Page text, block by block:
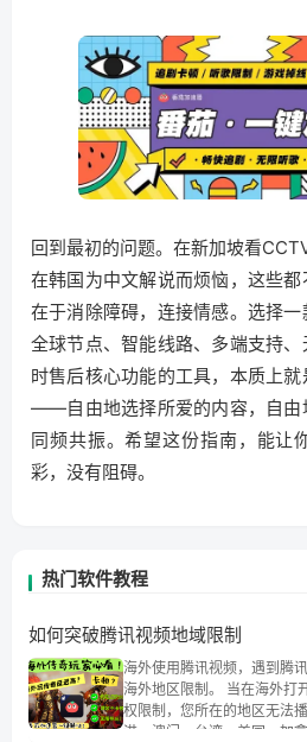
回到最初的问题。在新加坡看
在韩国为中文解说而烦恼，这些
在于消除障碍，连接情感。选择一
全球节点、智能线路、多端支持
时售后核心功能的工具，本质上
——自由地选择所爱的内容，自由
同频共振。希望这份指南，能让
彩，没有阻碍。
热门软件教程
如何突破腾讯视频地域限制
海外使用腾讯视频，遇到腾
海外地区限制。 当在海外打开腾讯视频，却突然弹出“由于版
权限制，您所在的地区无法播放”的提
港、澳门、台湾、美国、加